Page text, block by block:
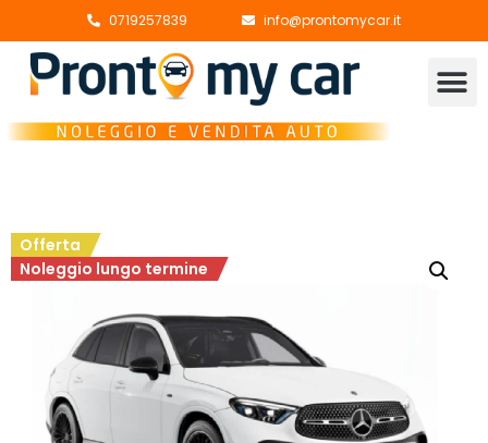
0719257839 info@prontomycar.it
Offerta
Noleggio lungo termine